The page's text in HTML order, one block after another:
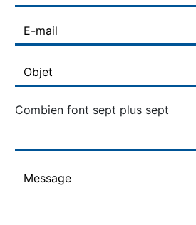
Combien font sept plus sept